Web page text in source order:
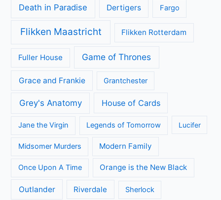
Death in Paradise Dertigers Fargo
Flikken Maastricht Flikken Rotterdam
Fuller House Game of Thrones
Grace and Frankie Grantchester
Grey's Anatomy House of Cards
Jane the Virgin Legends of Tomorrow Lucifer
Midsomer Murders Modern Family
Once Upon A Time Orange is the New Black
Outlander Riverdale Sherlock